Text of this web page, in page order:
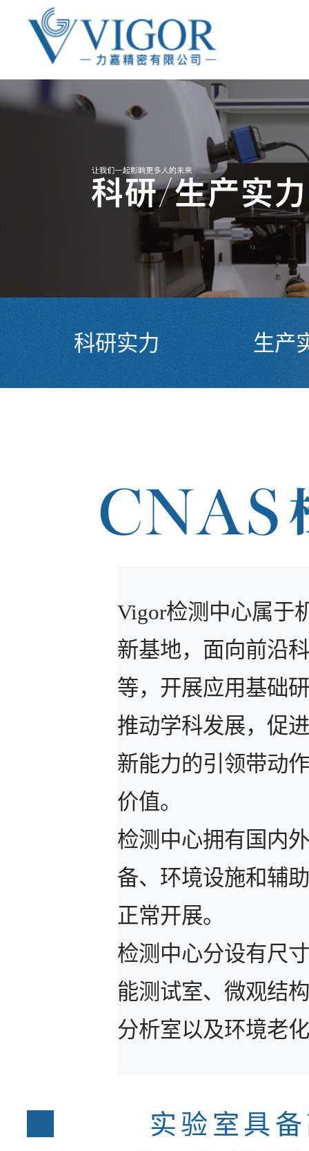
科研实力 生产
Vigor检测中心属于
新基地，面向前沿
等，开展应用基础
推动学科发展，促
新能力的引领带动
价值。
检测中心拥有国内
备、环境设施和辅
正常开展。
检测中心分设有尺
能测试室、微观结
分析室以及环境老
实验室具